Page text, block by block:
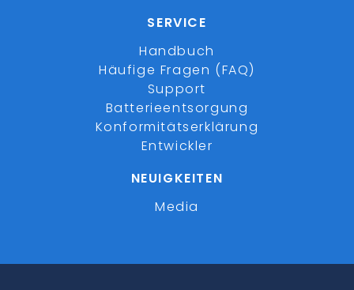
SERVICE
Handbuch
Häufige Fragen (FAQ)
Support
Batterieentsorgung
Konformitätserklärung
Entwickler
NEUIGKEITEN
Media